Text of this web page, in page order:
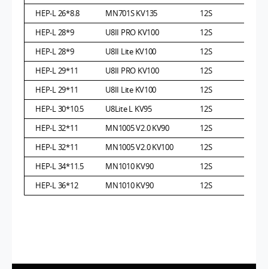
HEP-L 26*8.8
MN701S KV135
12S
HEP-L 28*9
U8II PRO KV100
12S
HEP-L 28*9
U8II Lite KV100
12S
HEP-L 29*11
U8II PRO KV100
12S
HEP-L 29*11
U8II Lite KV100
12S
HEP-L 30*10.5
U8Lite L KV95
12S
HEP-L 32*11
MN1005 V2.0 KV90
12S
HEP-L 32*11
MN1005 V2.0 KV100
12S
HEP-L 34*11.5
MN1010 KV90
12S
HEP-L 36*12
MN1010 KV90 12S